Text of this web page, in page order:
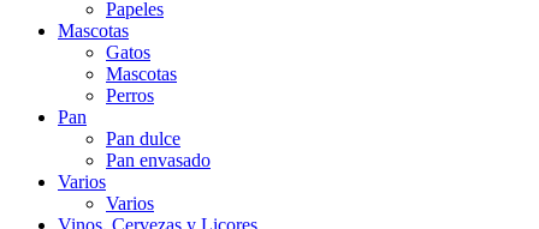
Papeles
Mascotas
Gatos
Mascotas
Perros
Pan
Pan dulce
Pan envasado
Varios
Varios
Vinos, Cervezas y Licores